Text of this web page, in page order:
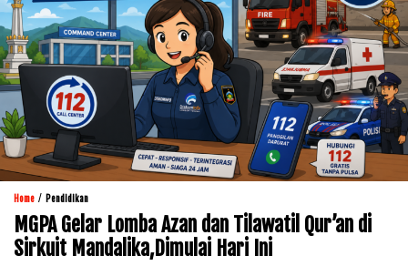
Home / Pendidikan
MGPA Gelar Lomba Azan dan Tilawatil Qur’an di
Sirkuit Mandalika,Dimulai Hari Ini